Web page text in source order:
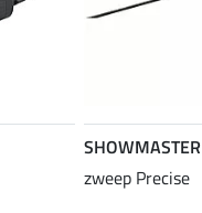
SHOWMASTER
zweep Precise